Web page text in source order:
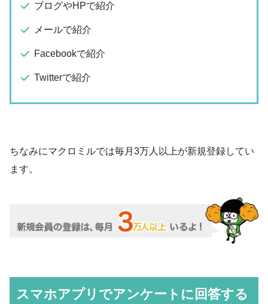
ブログやHPで紹介
メールで紹介
Facebookで紹介
Twitterで紹介
ちなみにマクロミルでは毎月3万人以上が新規登録してい
ます。
スマホアプリでアンケートに回答する